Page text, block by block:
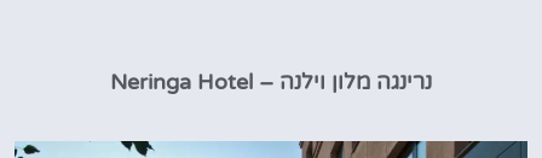
נרינגה מלון וילנה – Neringa Hotel